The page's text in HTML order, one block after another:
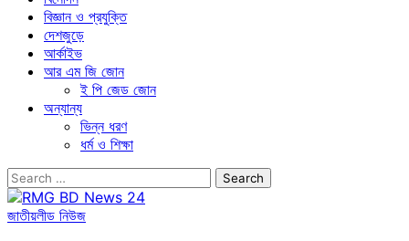
বিজ্ঞান ও প্রযুক্তি
দেশজুড়ে
আর্কাইভ
আর এম জি জোন
ই পি জেড জোন
অন্যান্য
ভিন্ন ধরণ
ধর্ম ও শিক্ষা
Search
for:
জাতীয়লীড নিউজ